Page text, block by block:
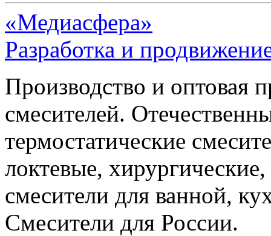
«Медиасфера»
Разработка и
Производство и оптовая
смесителей.
термостатические
локтевые,
смесители для ванной,
Смесители для России.